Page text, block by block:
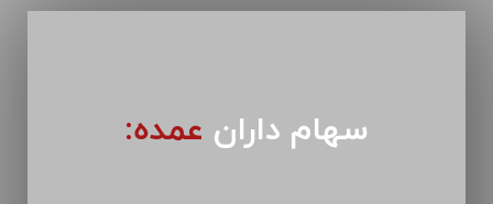
سهام داران عمده: